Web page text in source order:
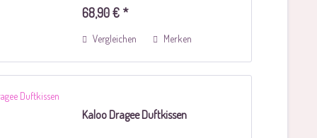
Nestchen...
68,90 € *
Vergleichen Merken
Kaloo Dragee Duftkissen